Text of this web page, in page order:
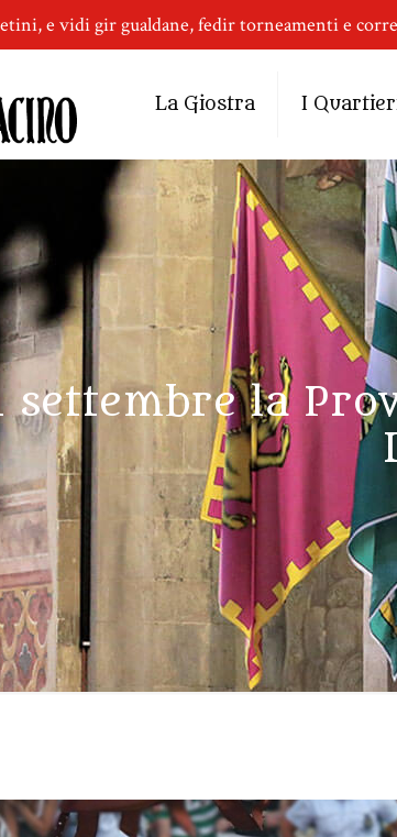
e vidi gir gualdane, fedir torneamenti e
La Giostra I
settembre la